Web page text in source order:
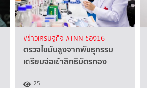
#ข่าวเศรษฐกิจ #TNN ช่อง16
ตรวจไขมันสูงจากพันธุกรรม
เตรียมจ่อเข้าสิทธิบัตรทอง
25